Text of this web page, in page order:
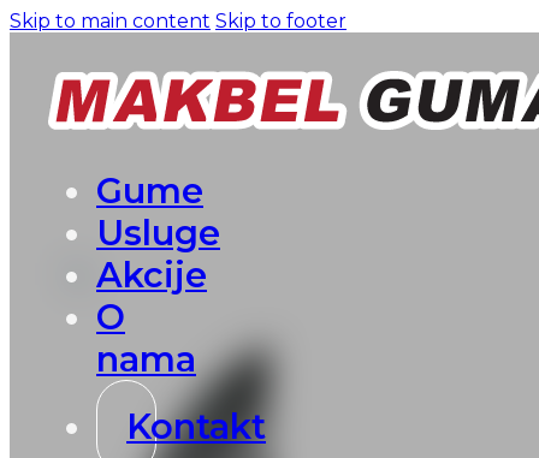
Skip to main content Skip to footer
Gume
Usluge
Akcije
O
nama
Kontakt